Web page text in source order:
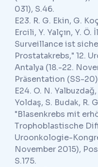
031), S.46.
E23. R. G. Ekin, G.
Ercili, Y. Yalçın, Y.
Surveillance ist
Prostatakrebs," 12.
Antalya (18.-22.
Präsentation (SS-
E24. O. N.
Yoldaş, S. Budak, R.
"Blasenkrebs mit
Trophoblastische
Uroonkologie-
November 2015),
S.175.